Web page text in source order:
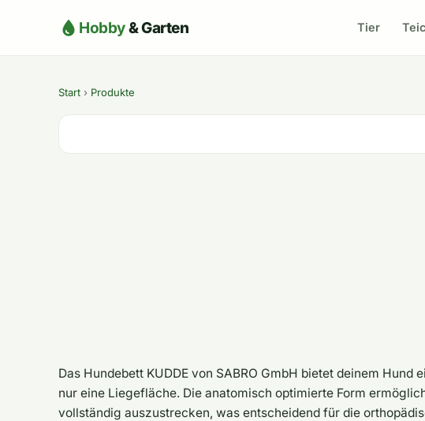
Hobby& Garten Tier
Start › Produkte
Das Hundebett KUDDE von SABRO GmbH bietet deinem
nur eine Liegefläche. Die anatomisch optimierte Form
vollständig auszustrecken, was entscheidend für die